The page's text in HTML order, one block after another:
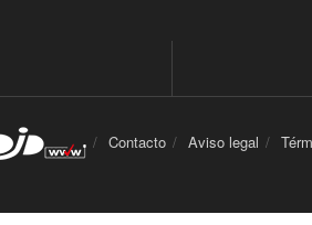
Contacto Aviso legal